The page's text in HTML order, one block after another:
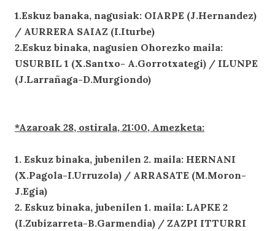
1.Eskuz banaka, nagusiak: OIARPE (J.Hernandez)
/ AURRERA SAIAZ (I.Iturbe)
2.Eskuz binaka, nagusien Ohorezko maila:
USURBIL 1 (X.Santxo- A.Gorrotxategi) / ILUNPE
(J.Larrañaga-D.Murgiondo)
*Azaroak 28, ostirala, 21:00, Amezketa:
1. Eskuz binaka, jubenilen 2. maila: HERNANI
(X.Pagola-I.Urruzola) / ARRASATE (M.Moron-
J.Egia)
2. Eskuz binaka, jubenilen 1. maila: LAPKE 2
(I.Zubizarreta-B.Garmendia) / ZAZPI ITTURRI